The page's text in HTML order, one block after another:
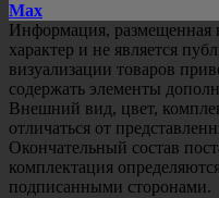
Mах
Информация, размещенная
характер и не является
визуализации товаров
содержать элементы
Внешний вид, цвет,
отличаться от
Окончательный состав
комплектация
подписанными сторонами.